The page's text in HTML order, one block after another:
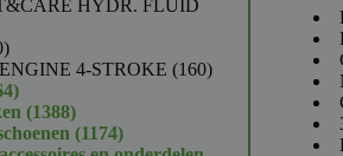
producten
HYDR. FLUID
160
producten4-STROKE 160160
19064
producten
13881388
producten
11741174